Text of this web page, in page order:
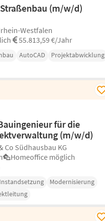
(m/w/d)
Westfalen
55.813,59 €/Jahr
AutoCAD
Projektabwicklung
für die
(m/w/d)
Co Südhausbau KG
Homeoffice möglich
Instandsetzung
Modernisierung